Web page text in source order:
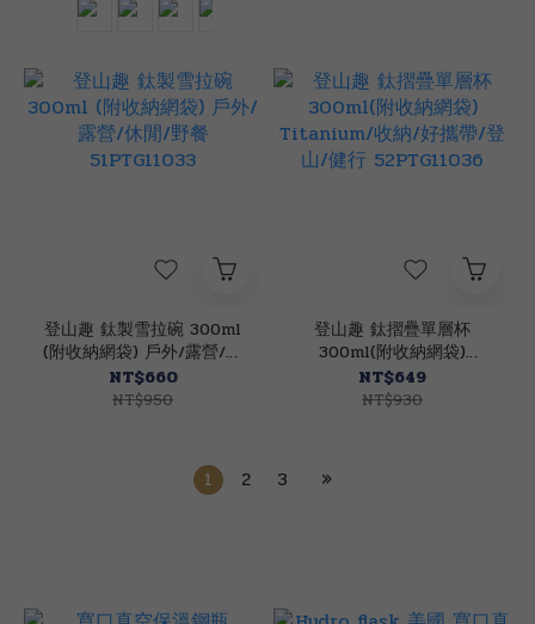
登山趣 鈦製雪拉碗 300ml
(附收納網袋) 戶外/露營/休
閒/野餐 51PTG11033
NT$660
NT$950
登山趣 鈦摺疊單層杯
300ml(附收納網袋)
Titanium/收納/好攜帶/登
山/健行 52PTG11036
NT$649
NT$930
1 2 3 »